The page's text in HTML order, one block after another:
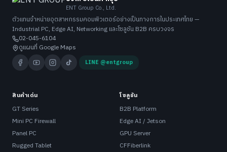
ENT Group Co., Ltd.
ตัวแทนจำหน่ายอุตสาหกรรมคอมพิวเตอร์อย่างเป็นทางการในประเทศไทย —
Industrial PC, Edge AI, Networking และโซลูชัน B2B ครบวงจร
02-045-6104
ดูแผนที่ Google Maps
LINE @entgroup
สินค้าเด่น
GT Series
Mini PC Firewall
Panel PC
Rugged Tablet
โซลูชัน
B2B Platform
Edge AI / Jetson
GPU Server
CFFiberlink